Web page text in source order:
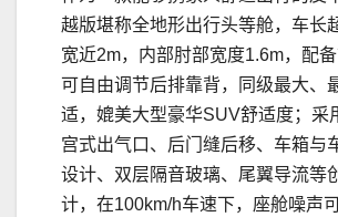
越版堪称全地形出行头等舱，车长
宽近2m，内部肘部宽度1.6m，配
可自由调节后排靠背，同级最大、
适，媲美大型豪华SUV舒适度；采
宫式出气口、后门缝后移、车箱与
设计、双层隔音玻璃、尾翼导流等
计，在100km/h车速下，座舱噪声